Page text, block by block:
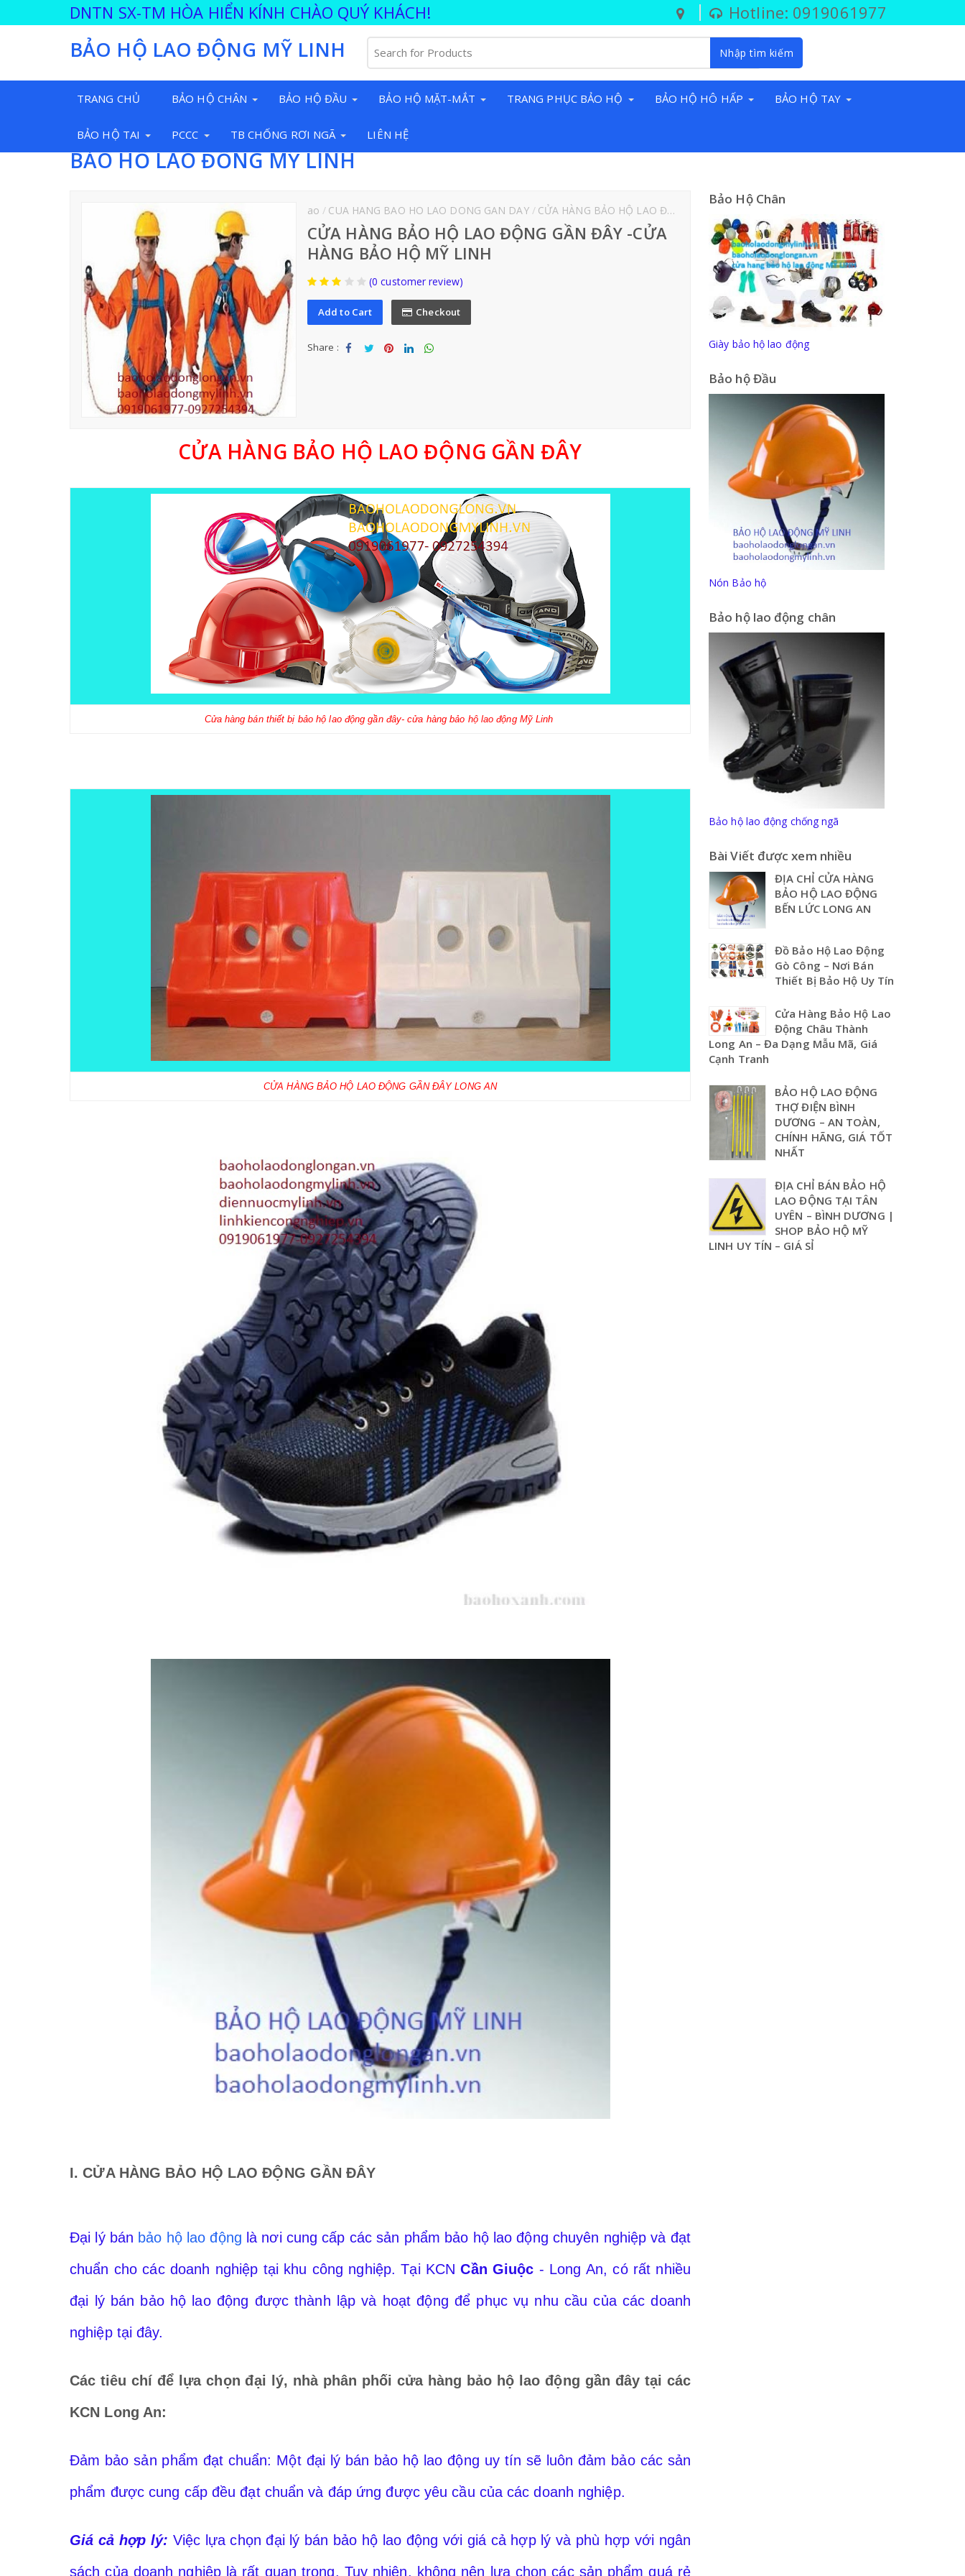
DNTN SX-TM HÒA HIỂN KÍNH CHÀO QUÝ KHÁCH! Hotline: 0919061977
BẢO HỘ LAO ĐỘNG MỸ LINH Nhập tìm kiếm
TRANG CHỦ BẢO HỘ CHÂN BẢO HỘ ĐẦU BẢO HỘ MẶT-MẮT TRANG PHỤC BẢO HỘ BẢO HỘ HÔ HẤP BẢO HỘ TAY
BẢO HỘ TAI PCCC TB CHỐNG RƠI NGÃ LIÊN HỆ
BẢO HỘ LAO ĐỘNG MỸ LINH
ao CUA HANG BAO HO LAO DONG GAN DAY CỬA HÀNG BẢO HỘ LAO ĐỘNG GẦN ĐÂY giay
CỬA HÀNG BẢO HỘ LAO ĐỘNG GẦN ĐÂY -CỬA
HÀNG BẢO HỘ MỸ LINH
(0 customer review)
Add to Cart Checkout
Share :
CỬA HÀNG BẢO HỘ LAO ĐỘNG GẦN ĐÂY
Cửa hàng bán thiết bị bảo hộ lao động gần đây- cửa hàng bảo hộ lao động Mỹ Linh
CỬA HÀNG BẢO HỘ LAO ĐỘNG GẦN ĐÂY LONG AN
I. CỬA HÀNG BẢO HỘ LAO ĐỘNG GẦN ĐÂY
Đại lý bán bảo hộ lao động là nơi cung cấp các sản phẩm bảo hộ lao động chuyên nghiệp và đạt
chuẩn cho các doanh nghiệp tại khu công nghiệp. Tại KCNCần Giuộc - Long An, có rất nhiều
đại lý bán bảo hộ lao động được thành lập và hoạt động để phục vụ nhu cầu của các doanh
nghiệp tại đây.
Các tiêu chí để lựa chọn đại lý, nhà phân phối cửa hàng bảo hộ lao động gần đây tại các
KCN Long An:
Đảm bảo sản phẩm đạt chuẩn: Một đại lý bán bảo hộ lao động uy tín sẽ luôn đảm bảo các sản
phẩm được cung cấp đều đạt chuẩn và đáp ứng được yêu cầu của các doanh nghiệp.
Giá cả hợp lý: Việc lựa chọn đại lý bán bảo hộ lao động với giá cả hợp lý và phù hợp với ngân
sách của doanh nghiệp là rất quan trọng. Tuy nhiên, không nên lựa chọn các sản phẩm quá rẻ
Bảo Hộ Chân
Giày bảo hộ lao động
Bảo hộ Đầu
Nón Bảo hộ
Bảo hộ lao động chân
Bảo hộ lao động chống ngã
Bài Viết được xem nhiều
ĐỊA CHỈ CỬA HÀNG
BẢO HỘ LAO ĐỘNG
BẾN LỨC LONG AN
Đồ Bảo Hộ Lao Động
Gò Công – Nơi Bán
Thiết Bị Bảo Hộ Uy Tín
Cửa Hàng Bảo Hộ Lao
Động Châu Thành
Long An – Đa Dạng Mẫu Mã, Giá
Cạnh Tranh
BẢO HỘ LAO ĐỘNG
THỢ ĐIỆN BÌNH
DƯƠNG – AN TOÀN,
CHÍNH HÃNG, GIÁ TỐT
NHẤT
ĐỊA CHỈ BÁN BẢO HỘ
LAO ĐỘNG TẠI TÂN
UYÊN – BÌNH DƯƠNG |
SHOP BẢO HỘ MỸ
LINH UY TÍN – GIÁ SỈ